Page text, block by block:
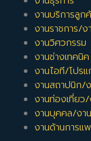
งานบริการลูก
งานราชการ/
งานวิศวกรรม
งานช่างเทคนิค
งานไอที/โปร
งานสถาปนิก/
งานท่องเที่ยว/
งานบุคคล/ง
งานด้านการแ